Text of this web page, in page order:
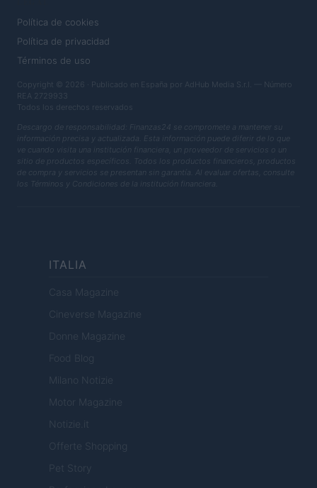
Política de cookies
Política de privacidad
Términos de uso
Copyright © 2026 · Publicado en España por AdHub Media S.r.l. — Número
REA 2729933
Todos los derechos reservados
Descargo de responsabilidad: Finanzas24 se compromete a mantener su
información precisa y actualizada. Esta información puede diferir de lo que
ve cuando visita una institución financiera, un proveedor de servicios o un
sitio de productos específicos. Todos los productos financieros, productos
de compra y servicios se presentan sin garantía. Al evaluar ofertas, consulte
los Términos y Condiciones de la institución financiera.
ITALIA
Casa Magazine
Cineverse Magazine
Donne Magazine
Food Blog
Milano Notizie
Motor Magazine
Notizie.it
Offerte Shopping
Pet Story